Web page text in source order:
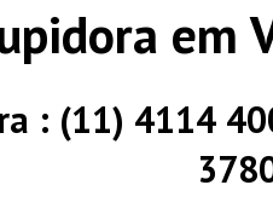
em
: (11) 4114